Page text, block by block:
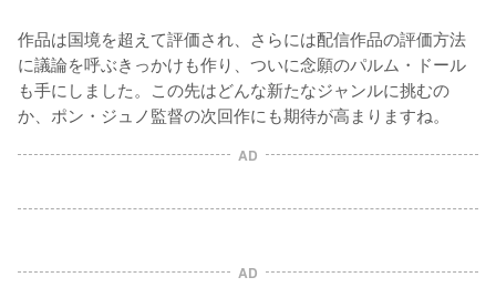
作品は国境を超えて評価され、さらには配信作品の評価方法
に議論を呼ぶきっかけも作り、ついに念願のパルム・ドール
も手にしました。この先はどんな新たなジャンルに挑むの
か、ポン・ジュノ監督の次回作にも期待が高まりますね。
AD
AD